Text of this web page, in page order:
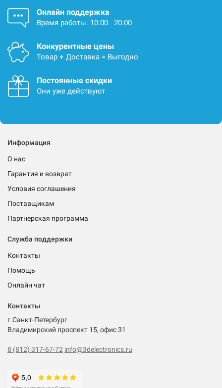
Онлайн поддержка
Время работы: 10:00 - 20:00
Конкурентные цены
Товар + Доставка = Выгодно
Постоянные скидки
Они уже действуют
Информация
О нас
Гарантия и возврат
Условия соглашения
Поставщикам
Партнерская программа
Служба поддержки
Контакты
Помощь
Онлайн чат
Контакты
г.Санкт-Петербург
Владимирский проспект 15, офис 31
8 (812) 317-67-72 info@3delectronics.ru